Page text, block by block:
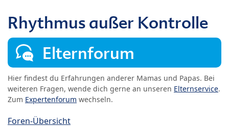
Rhythmus außer Kontrolle
Elternforum
Hier findest du Erfahrungen anderer Mamas und Papas. Bei
weiteren Fragen, wende dich gerne an unseren Elternservice.
Zum Expertenforum wechseln.
Foren-Übersicht